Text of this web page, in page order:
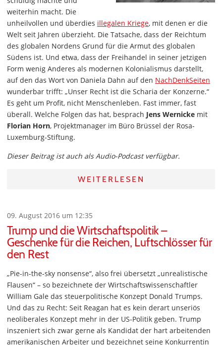
weiterhin macht. Die
unheilvollen und überdies illegalen Kriege, mit denen er die
Welt seit Jahren überzieht. Die Tatsache, dass der Reichtum
des globalen Nordens Grund für die Armut des globalen
Südens ist. Und etwa, dass der Freihandel in seiner jetzigen
Form wenig Anderes als modernen Kolonialismus darstellt,
auf den das Wort von Daniela Dahn auf den NachDenkSeiten
wunderbar trifft: „Unser Recht ist die Scharia der Konzerne.“
Es geht um Profit, nicht Menschenleben. Fast immer, fast
überall. Welche Folgen das hat, besprach Jens Wernicke mit
Florian Horn, Projektmanager im Büro Brüssel der Rosa-
Luxemburg-Stiftung.
Dieser Beitrag ist auch als Audio-Podcast verfügbar.
WEITERLESEN
09. August 2016 um 12:35
Trump und die Wirtschaftspolitik –
Geschenke für die Reichen, Luftschlösser für
den Rest
„Pie-in-the-sky nonsense“, also frei übersetzt „unrealistische
Flausen“ – so bezeichnete der Wirtschaftswissenschaftler
William Gale das steuerpolitische Konzept Donald Trumps.
Und das zu Recht: Seit Reagan hat es kein derart unseriös
neoliberales Konzept mehr in der US-Politik geben. Trump
inszeniert sich zwar gerne als Kandidat der hart arbeitenden
amerikanischen Arbeiter und bezeichnet seine Konkurrentin